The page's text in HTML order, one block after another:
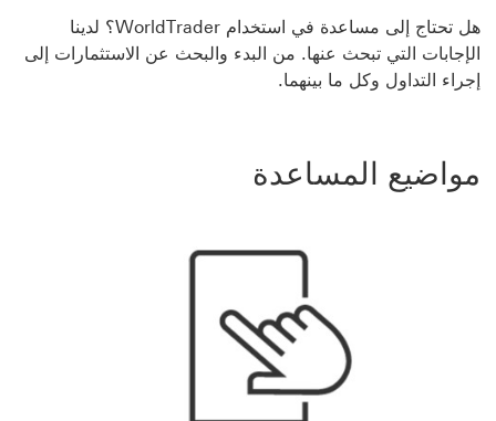
هل تحتاج إلى مساعدة في استخدام WorldTrader؟ لدينا
الإجابات التي تبحث عنها. من البدء والبحث عن الاستثمارات إلى
إجراء التداول وكل ما بينهما.
مواضيع المساعدة